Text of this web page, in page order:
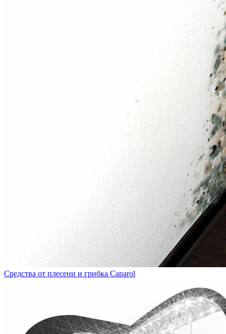
Средства от плесени и грибка Caparol